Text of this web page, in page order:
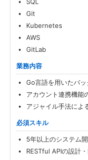
Git
Kubernetes
AWS
GitLab
業務内容
Go言語を用いたバ
アカウント連携機能
アジャイル手法によ
必須スキル
5年以上のシステム
RESTful APIの設計